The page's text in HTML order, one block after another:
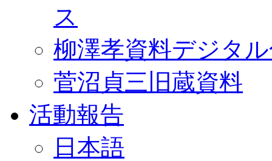
ス
柳澤孝資料デジタ
菅沼貞三旧蔵資料
活動報告
日本語